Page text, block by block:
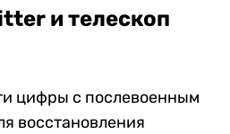
и телескоп
цифры с послевоенным
восстановления